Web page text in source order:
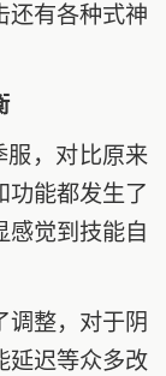
还有各种式神
，对比原来
功能都发生了
感觉到技能自
整，对于阴
延迟等众多改